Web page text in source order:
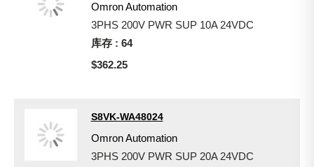
Omron Automation
3PHS 200V PWR SUP 10A 24VDC
库存 : 64
$362.25
S8VK-WA48024
Omron Automation
3PHS 200V PWR SUP 20A 24VDC